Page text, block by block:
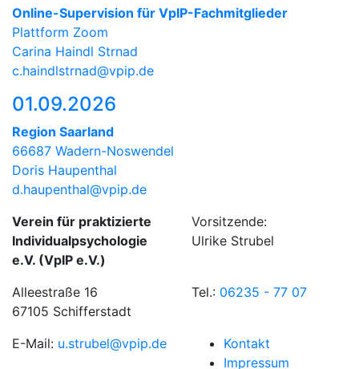
Online-Supervision für VpIP-Fachmitglieder
Plattform Zoom
Carina Haindl Strnad
c.haindlstrnad@vpip.de
01.09.2026
Region Saarland
66687 Wadern-Noswendel
Doris Haupenthal
d.haupenthal@vpip.de
Verein für praktizierte
Individualpsychologie
e.V. (VpIP e.V.)
Vorsitzende:
Ulrike Strubel
Alleestraße 16
67105 Schifferstadt
Tel.: 06235 - 77 07
E-Mail: u.strubel@vpip.de
Kontakt
Impressum